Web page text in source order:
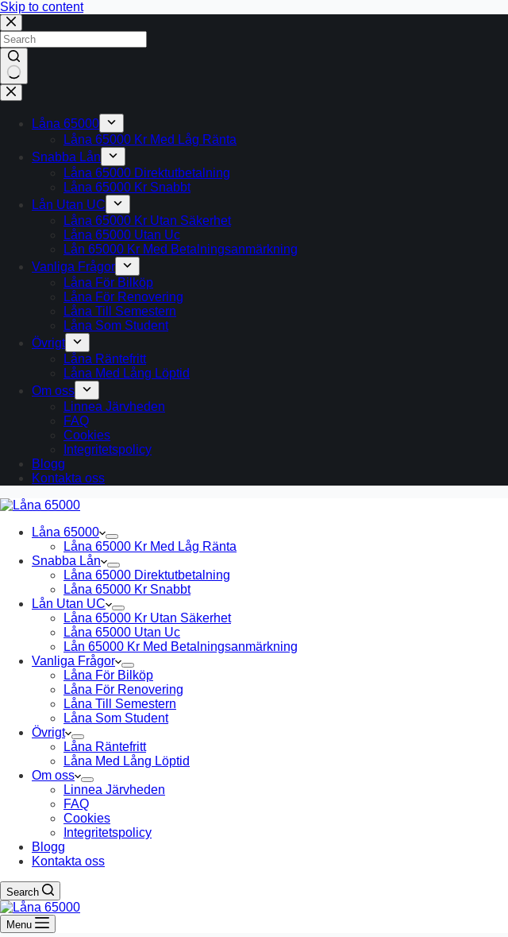
Skip to content
No
results
Låna 65000
Låna 65000 Kr Med Låg Ränta
Snabba Lån
Låna 65000 Direktutbetalning
Låna 65000 Kr Snabbt
Lån Utan UC
Låna 65000 Kr Utan Säkerhet
Låna 65000 Utan Uc
Lån 65000 Kr Med Betalningsanmärkning
Vanliga Frågor
Låna För Bilköp
Låna För Renovering
Låna Till Semestern
Låna Som Student
Övrigt
Låna Räntefritt
Låna Med Lång Löptid
Om oss
Linnea Järvheden
FAQ
Cookies
Integritetspolicy
Blogg
Kontakta oss
Låna 65000
Låna 65000 Kr Med Låg Ränta
Snabba Lån
Låna 65000 Direktutbetalning
Låna 65000 Kr Snabbt
Lån Utan UC
Låna 65000 Kr Utan Säkerhet
Låna 65000 Utan Uc
Lån 65000 Kr Med Betalningsanmärkning
Vanliga Frågor
Låna För Bilköp
Låna För Renovering
Låna Till Semestern
Låna Som Student
Övrigt
Låna Räntefritt
Låna Med Lång Löptid
Om oss
Linnea Järvheden
FAQ
Cookies
Integritetspolicy
Blogg
Kontakta oss
Search
Menu